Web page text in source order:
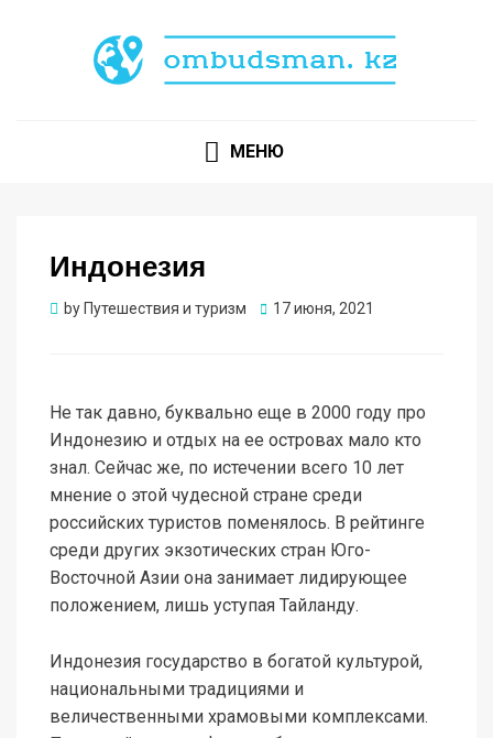
МЕНЮ
Индонезия
by Путешествия и туризм Опубликовано
17 июня, 2021
Не так давно, буквально еще в 2000 году про
Индонезию и отдых на ее островах мало кто
знал. Сейчас же, по истечении всего 10 лет
мнение о этой чудесной стране среди
российских туристов поменялось. В рейтинге
среди других экзотических стран Юго-
Восточной Азии она занимает лидирующее
положением, лишь уступая Тайланду.
Индонезия государство в богатой культурой,
национальными традициями и
величественными храмовыми комплексами.